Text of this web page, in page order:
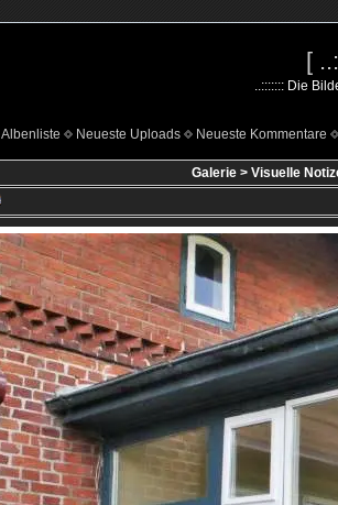
[
..::::::: Die
Albenliste Neueste Uploads Neueste Kommentare
Galerie> Visuelle